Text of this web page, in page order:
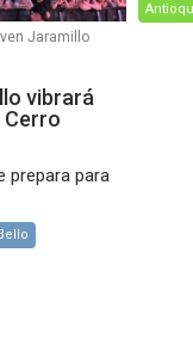
Jaramillo
vibrará
Cerro
prepara para